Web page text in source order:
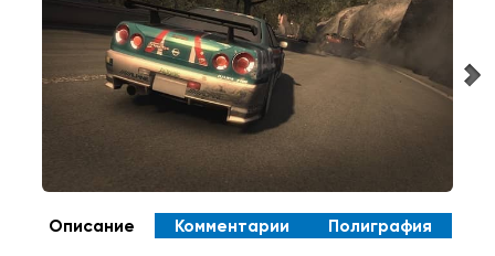
Описание Комментарии Полиграфия